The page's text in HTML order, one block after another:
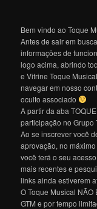
Bem vindo ao Toque
Antes de sair em
informações de
logo acima, abrindo
e Vitrine Toque
navegar em nosso
oculto associado
A partir da aba
participação no Grupo
Ao se inscrever você
aprovação, no
você terá o seu
mais recentes e
links ainda estiverem
O Toque Musical NÃO
GTM e por tempo